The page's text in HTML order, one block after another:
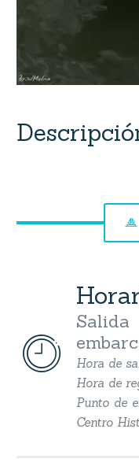



Hora de
Hora de
Punto de
Centro